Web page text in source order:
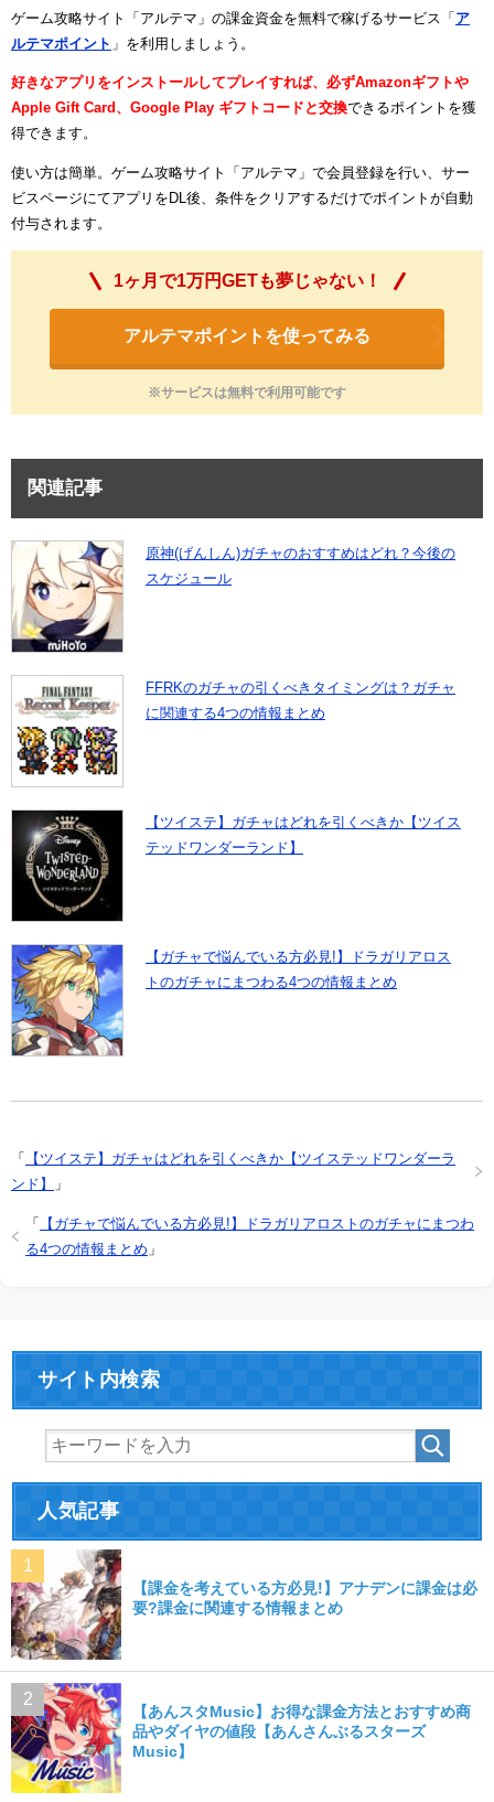
ゲーム攻略サイト「アルテマ」の課金資金を無料で稼げるサービス「ア
ルテマポイント 」を利用しましょう。
好きなアプリをインストールしてプレイすれば、必ずAmazonギフトや
Apple Gift Card、Google Play ギフトコードと交換できるポイントを獲
得できます。
使い方は簡単。ゲーム攻略サイト「アルテマ」で会員登録を行い、サー
ビスページにてアプリをDL後、条件をクリアするだけでポイントが自動
付与されます。
1ヶ月で1万円GETも夢じゃない！
アルテマポイントを使ってみる
※サービスは無料で利用可能です
関連記事
原神(げんしん)ガチャのおすすめはどれ？今後の
スケジュール
FFRKのガチャの引くべきタイミングは？ガチャ
に関連する4つの情報まとめ
【ツイステ】ガチャはどれを引くべきか【ツイス
テッドワンダーランド】
【ガチャで悩んでいる方必見!】ドラガリアロス
トのガチャにまつわる4つの情報まとめ
「
【ツイステ】ガチャはどれを引くべきか【ツイステッドワンダーラ
ンド】
」
「
【ガチャで悩んでいる方必見!】ドラガリアロストのガチャにまつわ
る4つの情報まとめ 」
サイト内検索
人気記事
【課金を考えている方必見!】アナデンに課金は必
要?課金に関連する情報まとめ
【あんスタMusic】お得な課金方法とおすすめ商
品やダイヤの値段【あんさんぶるスターズ
Music】